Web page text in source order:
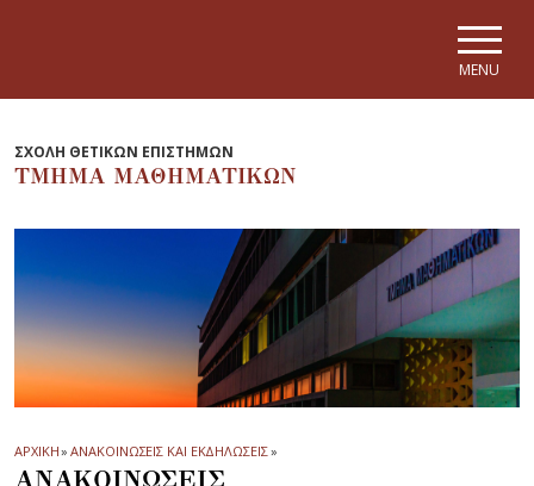
MENU
ΣΧΟΛΗ ΘΕΤΙΚΩΝ ΕΠΙΣΤΗΜΩΝ
ΤΜΗΜΑ ΜΑΘΗΜΑΤΙΚΩΝ
ΑΡΧΙΚΗ» ΑΝΑΚΟΙΝΩΣΕΙΣ ΚΑΙ ΕΚΔΗΛΩΣΕΙΣ»